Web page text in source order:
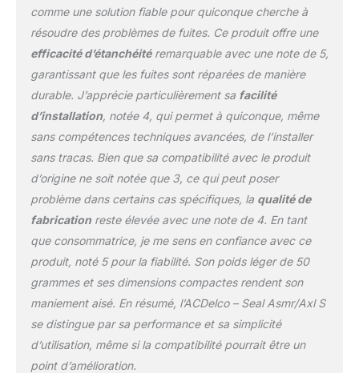
nouveaux matériaux et
technologies
comme une solution fiable pour quiconque cherche à
résoudre des problèmes de fuites. Ce produit offre une
efficacité d’étanchéitéremarquable avec une note de 5,
garantissant que les fuites sont réparées de manière
durable. J’apprécie particulièrement sa facilité
d’installation, notée 4, qui permet à quiconque, même
sans compétences techniques avancées, de l’installer
sans tracas. Bien que sa compatibilité avec le produit
d’origine ne soit notée que 3, ce qui peut poser
problème dans certains cas spécifiques, la qualité de
fabricationreste élevée avec une note de 4. En tant
que consommatrice, je me sens en confiance avec ce
produit, noté 5 pour la fiabilité. Son poids léger de 50
grammes et ses dimensions compactes rendent son
maniement aisé. En résumé, l’ACDelco – Seal Asmr/Axl S
se distingue par sa performance et sa simplicité
d’utilisation, même si la compatibilité pourrait être un
point d’amélioration.